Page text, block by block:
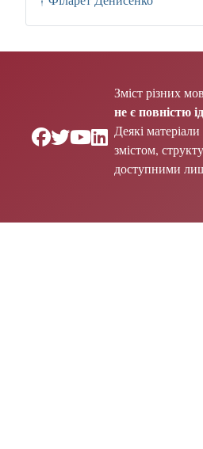
Зміст різних
не є повністю
Деякі
змістом,
доступними